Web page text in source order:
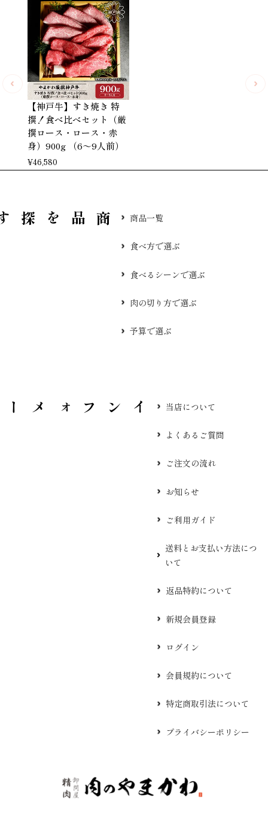
【神戸牛】すき焼き 特
撰！食べ比べセット（厳
撰ロース・ロース・赤
身）900g （6～9人前）
¥46,580
す 商品一覧
食べ方で選ぶ
食べるシーンで選ぶ
肉の切り方で選ぶ
予算で選ぶ
当店について
よくあるご質問
ご注文の流れ
お知らせ
ご利用ガイド
送料とお支払い方法につ
いて
返品特約について
新規会員登録
ログイン
会員規約について
特定商取引法について
プライバシーポリシー